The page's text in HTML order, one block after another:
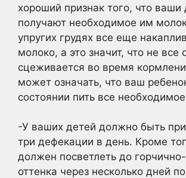
хороший признак того, что ваши
получают необходимое им
упругих грудях все еще
молоко, а это значит, что не все
сцеживается во время
может означать, что ваш
состоянии пить все
-У ваших детей должно быть
три дефекации в день. Кроме
должен посветлеть до
оттенка через несколько дней